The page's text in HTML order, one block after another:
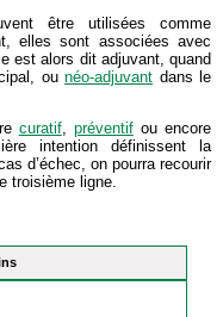
être utilisées comme
elles sont associées avec
est alors dit adjuvant, quand
ounéo-adjuvant dans le
curatif, préventifou encore
intention définissent la
d’échec, on pourra recourir
troisième ligne.